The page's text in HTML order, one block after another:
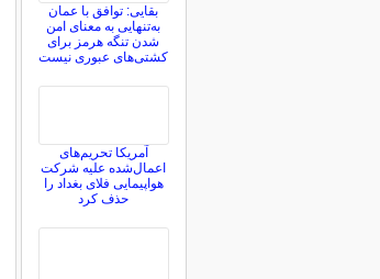
بقایی: توافق با عمان
به‌تنهایی به معنای امن
شدن تنگه هرمز برای
کشتی‌های عبوری نیست
آمریکا تحریم‌های
اعمال‌شده علیه شرکت
هواپیمایی فلای بغداد را
حذف کرد